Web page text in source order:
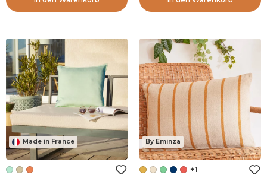
Made in France By Eminza
+1